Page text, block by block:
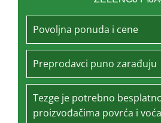
Povoljna ponuda i cene
Preprodavci puno zarađuju
Tezge je potrebno
proizvođačima povrća i voća